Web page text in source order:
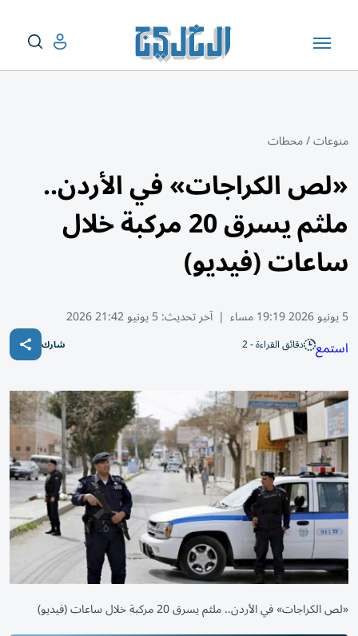
منوعات/محطات
«لص الكراجات» في الأردن..
ملثم يسرق 20 مركبة خلال
ساعات (فيديو)
5 يونيو 2026 19:19 مساء | آخر تحديث:5 يونيو 21:42 2026
استمع دقائق القراءة - 2 شارك
«لص الكراجات» في الأردن.. ملثم يسرق 20 مركبة خلال ساعات (فيديو)